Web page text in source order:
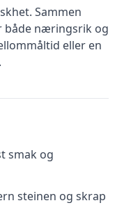
Sammen
både næringsrik og
eller en
smak og
steinen og skrap